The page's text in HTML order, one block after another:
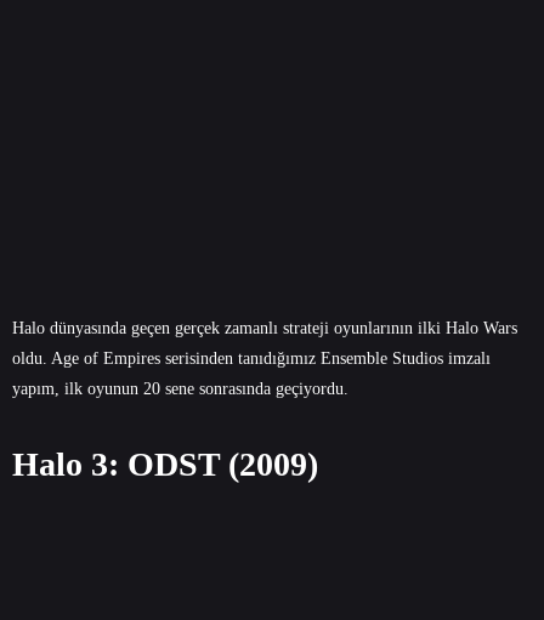
Halo dünyasında geçen gerçek zamanlı strateji oyunlarının ilki Halo Wars
oldu. Age of Empires serisinden tanıdığımız Ensemble Studios imzalı
yapım, ilk oyunun 20 sene sonrasında geçiyordu.
Halo 3: ODST (2009)